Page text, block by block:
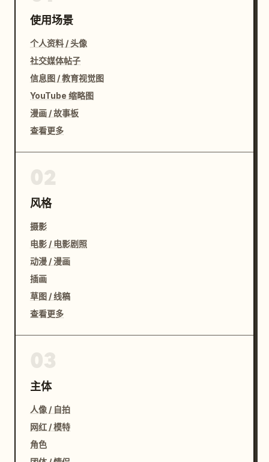
使用场景
个人资料 / 头像
社交媒体帖子
信息图 / 教育视觉图
YouTube 缩略图
漫画 / 故事板
查看更多
风格
摄影
电影 / 电影剧照
动漫 / 漫画
插画
草图 / 线稿
查看更多
主体
人像 / 自拍
网红 / 模特
角色